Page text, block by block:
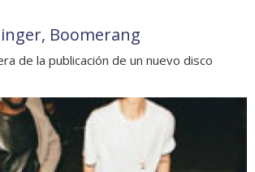
Boomerang
de la publicación de un nuevo disco